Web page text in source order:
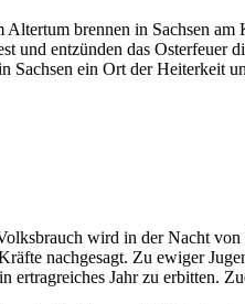
brennen in Sachsen
und entzünden das
Sachsen ein Ort der Heiterkeit
wird in der Nacht
nachgesagt. Zu ewiger
ertragreiches Jahr zu erbitten.